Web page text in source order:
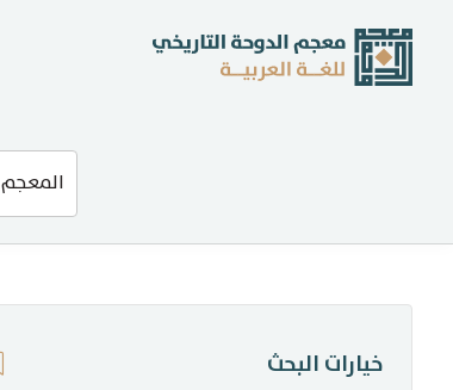
المعجم
إحصاءات
خيارات البحث